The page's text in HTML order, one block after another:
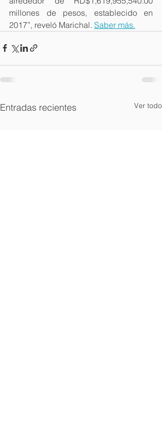
millones de pesos, establecido en
2017”, reveló Marichal. Saber más.
Entradas recientes Ver todo